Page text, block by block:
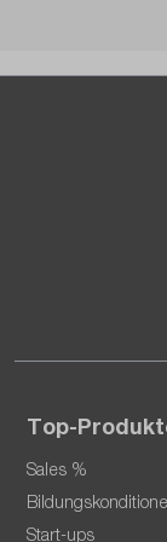
Top-
Sales %
Start-ups